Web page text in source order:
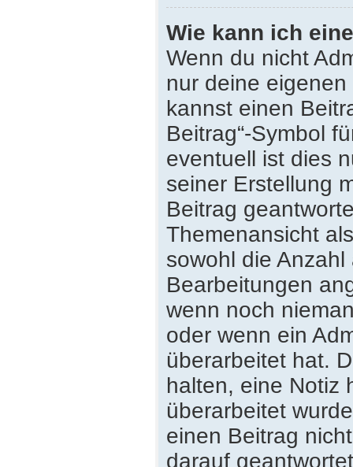
Wie kann ich
Wenn du nicht
nur deine
kannst einen
Beitrag“-Symbol
eventuell ist dies
seiner Erstellung
Beitrag
Themenansicht
sowohl die
Bearbeitungen
wenn noch
oder wenn ein
überarbeitet hat.
halten, eine Notiz
überarbeitet
einen Beitrag
darauf